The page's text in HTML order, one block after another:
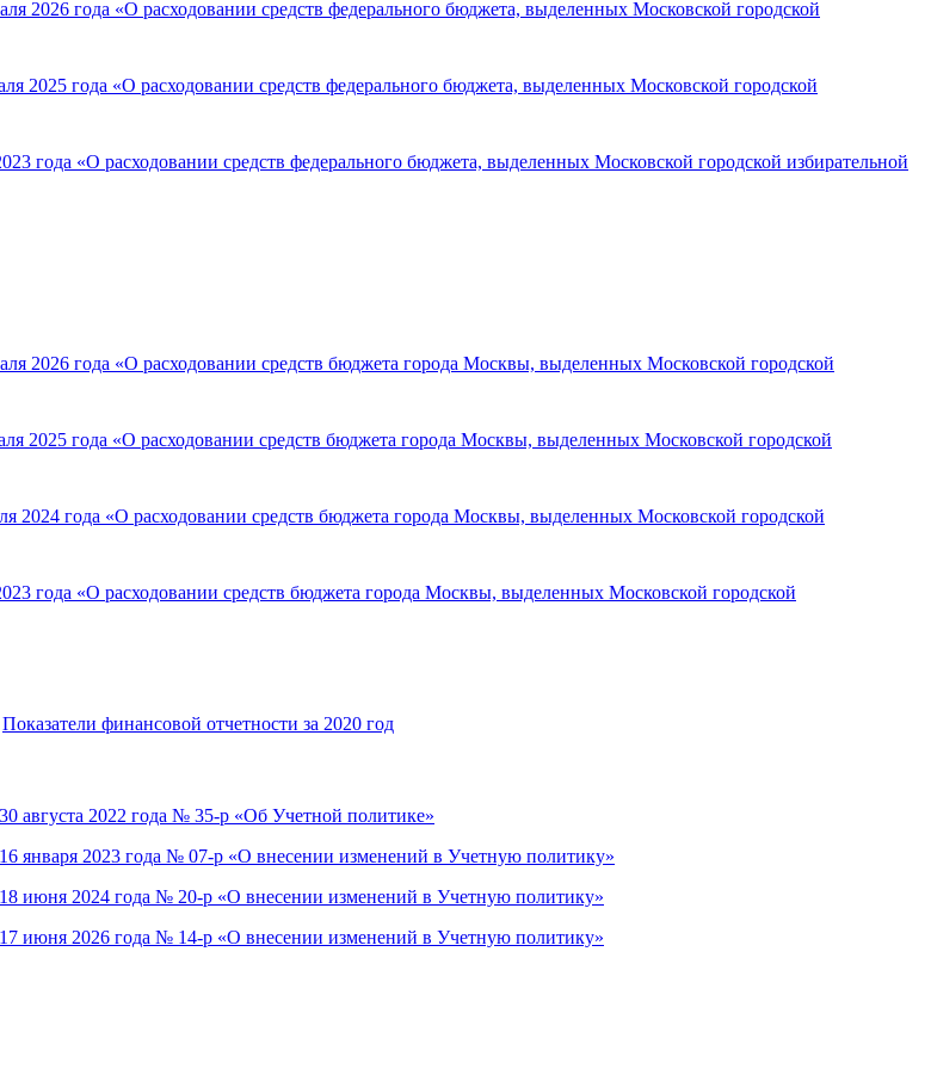
2026 года «О расходовании средств федерального бюджета, выделенных Московской городской
2025 года «О расходовании средств федерального бюджета, выделенных Московской городской
года «О расходовании средств федерального бюджета, выделенных Московской городской избирательной
2026 года «О расходовании средств бюджета города Москвы, выделенных Московской городской
2025 года «О расходовании средств бюджета города Москвы, выделенных Московской городской
2024 года «О расходовании средств бюджета города Москвы, выделенных Московской городской
года «О расходовании средств бюджета города Москвы, выделенных Московской городской
Показатели финансовой отчетности за 2020 год
августа 2022 года № 35-р «Об Учетной политике»
января 2023 года № 07-р «О внесении изменений в Учетную политику»
июня 2024 года № 20-р «О внесении изменений в Учетную политику»
июня 2026 года № 14-р «О внесении изменений в Учетную политику»